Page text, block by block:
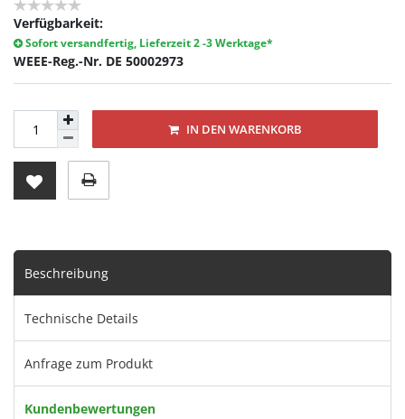
Verfügbarkeit:
Sofort versandfertig, Lieferzeit 2 -3 Werktage*
WEEE-Reg.-Nr. DE 50002973
IN DEN WARENKORB
Beschreibung
Technische Details
Anfrage zum Produkt
Kundenbewertungen